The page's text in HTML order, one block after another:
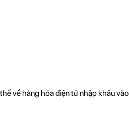
về hàng hóa điện tử nhập khẩu vào